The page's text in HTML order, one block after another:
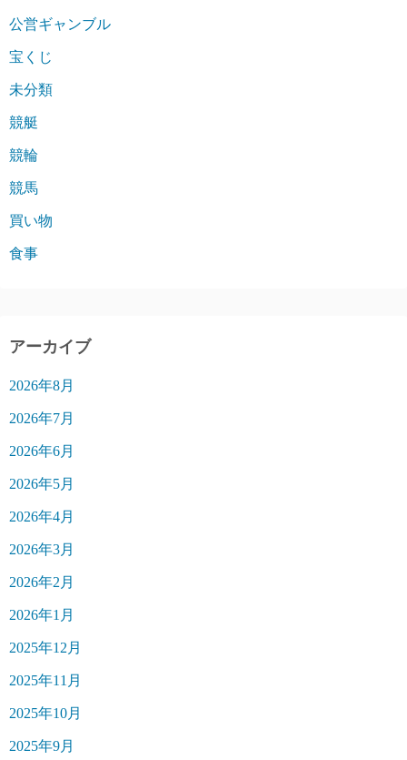
公営ギャンブル
宝くじ
未分類
競艇
競輪
競馬
買い物
食事
アーカイブ
2026年8月
2026年7月
2026年6月
2026年5月
2026年4月
2026年3月
2026年2月
2026年1月
2025年12月
2025年11月
2025年10月
2025年9月